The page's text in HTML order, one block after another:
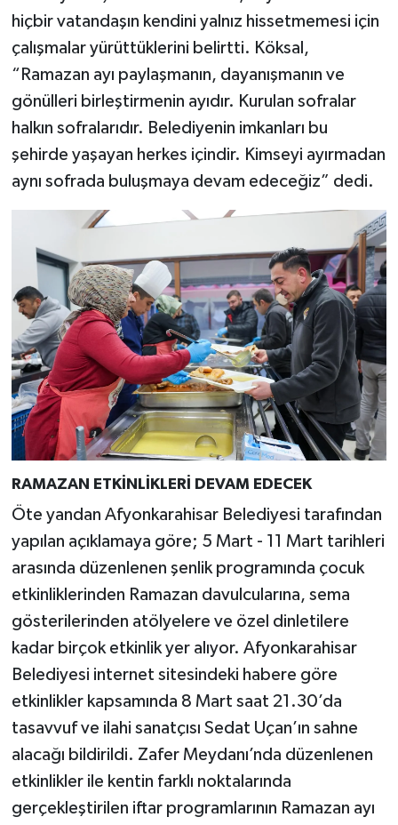
hiçbir vatandaşın kendini yalnız hissetmemesi için
çalışmalar yürüttüklerini belirtti. Köksal,
“Ramazan ayı paylaşmanın, dayanışmanın ve
gönülleri birleştirmenin ayıdır. Kurulan sofralar
halkın sofralarıdır. Belediyenin imkanları bu
şehirde yaşayan herkes içindir. Kimseyi ayırmadan
aynı sofrada buluşmaya devam edeceğiz” dedi.
RAMAZAN ETKİNLİKLERİ DEVAM EDECEK
Öte yandan Afyonkarahisar Belediyesi tarafından
yapılan açıklamaya göre; 5 Mart - 11 Mart tarihleri
arasında düzenlenen şenlik programında çocuk
etkinliklerinden Ramazan davulcularına, sema
gösterilerinden atölyelere ve özel dinletilere
kadar birçok etkinlik yer alıyor. Afyonkarahisar
Belediyesi internet sitesindeki habere göre
etkinlikler kapsamında 8 Mart saat 21.30’da
tasavvuf ve ilahi sanatçısı Sedat Uçan’ın sahne
alacağı bildirildi. Zafer Meydanı’nda düzenlenen
etkinlikler ile kentin farklı noktalarında
gerçekleştirilen iftar programlarının Ramazan ayı